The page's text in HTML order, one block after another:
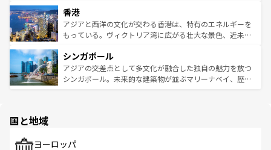
とつ。フォーやバインミー、ベトナムコーヒーなどは、ぜ
ひ現地で味わいたい。どの地域を訪れてもあたたかい人々
が旅行者を迎えてくれるので、きっと忘れられない旅にな
参照してほしい。
の活気が交差している。北部ではチェンマイなどの山岳地
帯で自然と触れ合い、南部ではプーケットやクラビの美し
いビーチでリゾート気分を楽しむことができる。タイ料理
激する。気候は一年中温暖で、どの季節にも異なる楽しみ
が待っている。親しみやすいタイの人々、仏教を中心とし
た文化、そして多様な観光資源が、訪れる旅人を魅了し続
香港
アジアと西洋の文化が交わる香港は、特有のエネルギーを
もっている。ヴィクトリア湾に広がる壮大な景色、近未来
み、どこを訪れても感動するはず。観光スポットが密集し
ており、効率よく見どころを回れるのも魅力。息をのむよ
うな絶景から文化的な体験まで、香港を存分に楽しみ尽く
シンガポール
アジアの交差点として多文化が融合した独自の魅力を放つ
シンガポール。未来的な建築物が並ぶマリーナベイ、歴史
で、ホーカーズは地元の風情を楽しめる外せないスポット
国と地域
ヨーロッパ